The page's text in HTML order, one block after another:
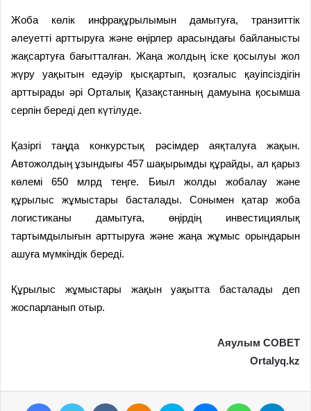
Жоба көлік инфрақұрылымын дамытуға, транзиттік
әлеуетті арттыруға және өңірлер арасындағы байланысты
жақсартуға бағытталған. Жаңа жолдың іске қосылуы жол
жүру уақытын едәуір қысқартып, қозғалыс қауіпсіздігін
арттырады әрі Орталық Қазақстанның дамуына қосымша
серпін береді деп күтілуде.
Қазіргі таңда конкурстық рәсімдер аяқталуға жақын.
Автожолдың ұзындығы 457 шақырымды құрайды, ал қарыз
көлемі 650 млрд теңге. Биыл жолды жобалау және
құрылыс жұмыстары басталады. Сонымен қатар жоба
логистиканы дамытуға, өңірдің инвестициялық
тартымдылығын арттыруға және жаңа жұмыс орындарын
ашуға мүмкіндік береді.
Құрылыс жұмыстары жақын уақытта басталады деп
жоспарланып отыр.
Аяулым СОВЕТ
Ortalyq.kz